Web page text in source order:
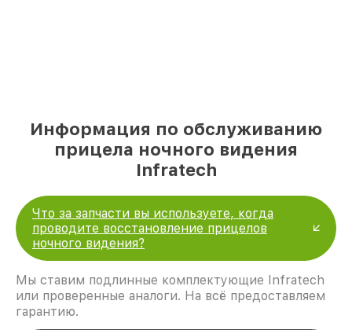
Информация по обслуживанию
прицела ночного видения
Infratech
Что за запчасти вы используете, когда
проводите восстановление прицелов
ночного видения?
Мы ставим подлинные комплектующие Infratech
или проверенные аналоги. На всё предоставляем
гарантию.